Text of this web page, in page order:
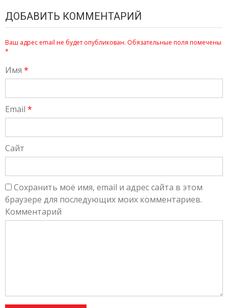
ДОБАВИТЬ КОММЕНТАРИЙ
Ваш адрес email не будет опубликован. Обязательные поля помечены
*
Имя *
Email *
Сайт
Сохранить моё имя, email и адрес сайта в этом
браузере для последующих моих комментариев.
Комментарий